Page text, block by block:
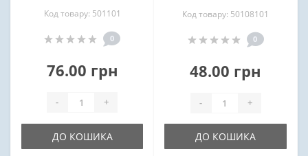
Код товару: 501101
0
76.00 грн
- +
ДО КОШИКА
Код товару: 50108101
0
48.00 грн
- +
ДО КОШИКА